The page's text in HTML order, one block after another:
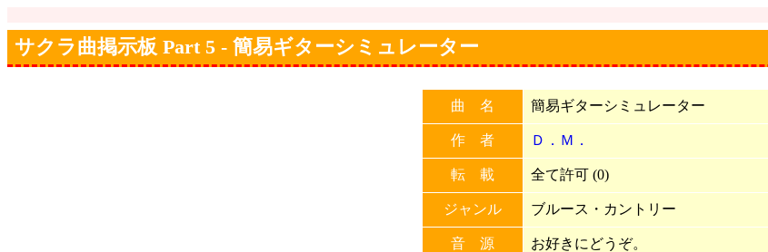
サクラ曲掲示板 Part 5 - 簡易ギターシミュレーター
曲 名 簡易ギターシミュレーター
作 者 Ｄ．Ｍ．
転 載 全て許可 (0)
ジャンル ブルース・カントリー
音 源 お好きにどうぞ。